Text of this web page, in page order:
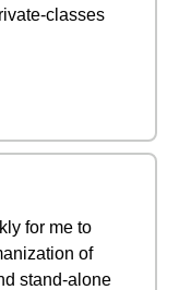
classes
for me to
of
stand-alone